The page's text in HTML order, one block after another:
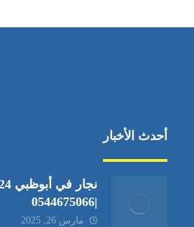
أحدث الأخبار
|0544675066
مارس 26, 2025